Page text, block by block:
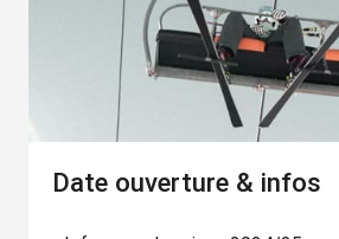
Date ouverture & infos